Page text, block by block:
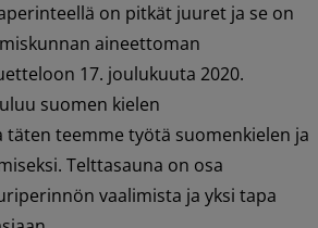
on pitkät juuret ja se on
aineettoman
17. joulukuuta 2020.
suomen kielen
täten teemme työtä suomenkielen ja
Telttasauna on osa
vaalimista ja yksi tapa